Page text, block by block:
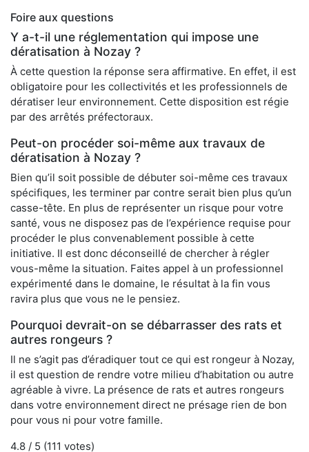
Foire aux questions
Y a-t-il une réglementation qui impose une
dératisation à Nozay ?
À cette question la réponse sera affirmative. En effet, il est
obligatoire pour les collectivités et les professionnels de
dératiser leur environnement. Cette disposition est régie
par des arrêtés préfectoraux.
Peut-on procéder soi-même aux travaux de
dératisation à Nozay ?
Bien qu’il soit possible de débuter soi-même ces travaux
spécifiques, les terminer par contre serait bien plus qu’un
casse-tête. En plus de représenter un risque pour votre
santé, vous ne disposez pas de l’expérience requise pour
procéder le plus convenablement possible à cette
initiative. Il est donc déconseillé de chercher à régler
vous-même la situation. Faites appel à un professionnel
expérimenté dans le domaine, le résultat à la fin vous
ravira plus que vous ne le pensiez.
Pourquoi devrait-on se débarrasser des rats et
autres rongeurs ?
Il ne s’agit pas d’éradiquer tout ce qui est rongeur à Nozay,
il est question de rendre votre milieu d’habitation ou autre
agréable à vivre. La présence de rats et autres rongeurs
dans votre environnement direct ne présage rien de bon
pour vous ni pour votre famille.
4.8 / 5 (111 votes)